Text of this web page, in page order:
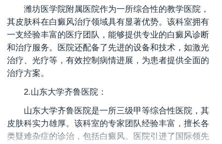
潍坊医学院附属医院作为一所综合性的教学医院，
其皮肤科在白癜风治疗领域具有显著优势。该科室拥有
一支经验丰富的医疗团队，能够提供专业的白癜风诊断
和治疗服务。医院还配备了先进的设备和技术，如激光
治疗、光疗等，有效控制病情进展，为患者提供全面的
治疗方案。
2.山东大学齐鲁医院：
山东大学齐鲁医院是一所三级甲等综合性医院，其
皮肤科实力雄厚。该科室的专家团队经验丰富，擅长各
类疑难杂症的诊治，包括白癜风。医院引进了国际领先